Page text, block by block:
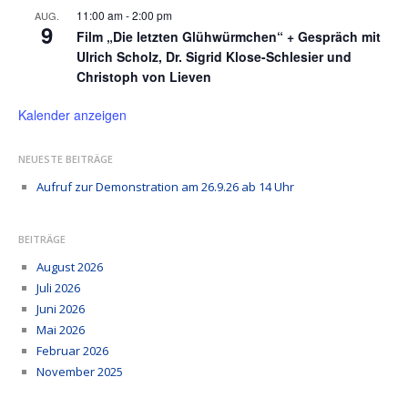
AUG.
9
11:00 am-2:00 pm
Film „Die letzten Glühwürmchen“ + Gespräch mit
Ulrich Scholz, Dr. Sigrid Klose-Schlesier und
Christoph von Lieven
Kalender anzeigen
NEUESTE BEITRÄGE
Aufruf zur Demonstration am 26.9.26 ab 14 Uhr
BEITRÄGE
August 2026
Juli 2026
Juni 2026
Mai 2026
Februar 2026
November 2025